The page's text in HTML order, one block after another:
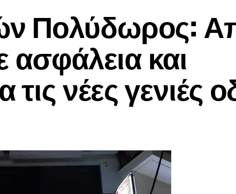
Πολύδωρος:
ασφάλεια και
τις νέες γενιές